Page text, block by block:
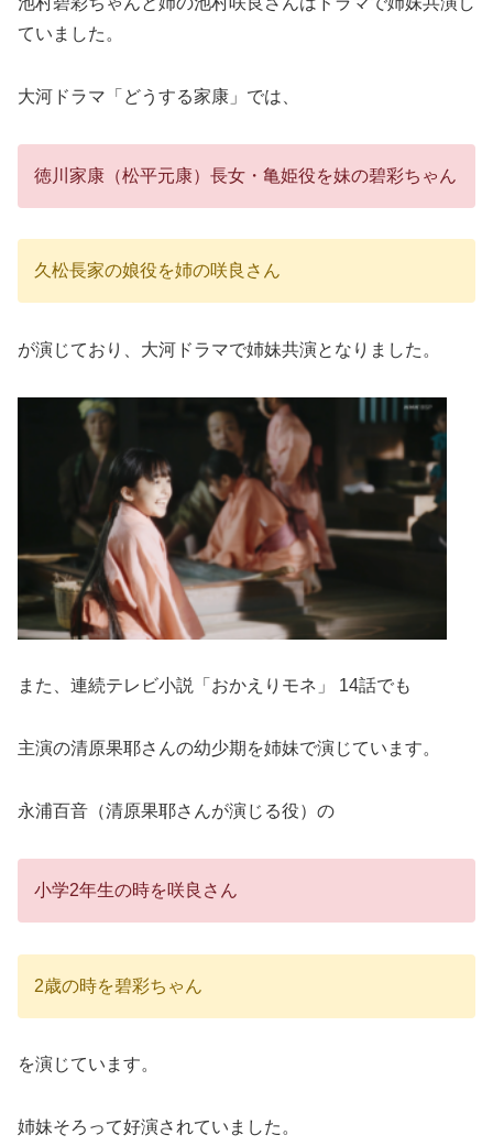
ていました。
大河ドラマ「どうする家康」では、
徳川家康（松平元康）長女・亀姫役を妹の碧彩ちゃん
久松長家の娘役を姉の咲良さん
が演じており、大河ドラマで姉妹共演となりました。
また、連続テレビ小説「おかえりモネ」 14話でも
主演の清原果耶さんの幼少期を姉妹で演じています。
永浦百音（清原果耶さんが演じる役）の
小学2年生の時を咲良さん
2歳の時を碧彩ちゃん
を演じています。
姉妹そろって好演されていました。